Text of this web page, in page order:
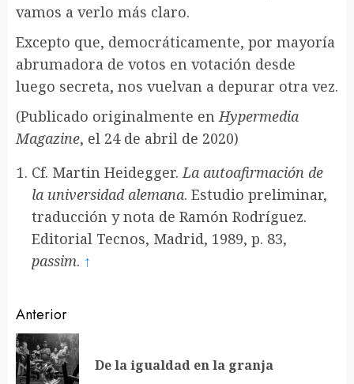
vamos a verlo más claro.
Excepto que, democráticamente, por mayoría
abrumadora de votos en votación desde
luego secreta, nos vuelvan a depurar otra vez.
(Publicado originalmente enHypermedia
Magazine, el 24 de abril de 2020)
Cf. Martin Heidegger.La autoafirmación de
la universidad alemana. Estudio preliminar,
traducción y nota de Ramón Rodríguez.
Editorial Tecnos, Madrid, 1989, p. 83,
passim. ↑
Sigue
leyendo
Anterior
De la igualdad en la granja